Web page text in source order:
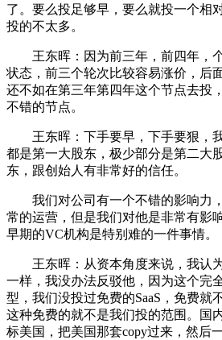
了。要么投足够早，要么就投一个相
投的不太多。
王东晖：因为前三年，前四年，
状态，前三个轮次比较容易涨价，后
还不如在第三年第四年这个节点去投
不错的节点。
王东晖：下手要早，下手要狠，我
都是第一大股东，极少部分是第二大
东，跟创始人有非常好的信任。
我们对公司有一个不错的影响力，
常的运营，但是我们对他是非常有影
早期的VC机构是特别难的一件事情。
王东晖：从资本角度来说，我认为
一样，我没办法反驳他，因为这个完
型，我们没投过免费的SaaS，免费就
这种免费的就不是我们投的范围。国
标美国，把美国那套copy过来，然后